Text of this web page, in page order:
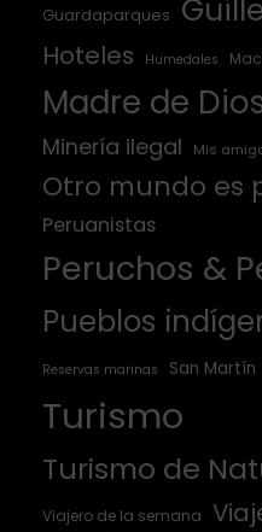
Guardaparques
Hoteles Humedales
Madre de
Minería ilegal Mis
Otro mundo es
Peruanistas
Peruchos &
Pueblos
Reservas marinas San Martín
Turismo
Turismo de
Viajero de la semana